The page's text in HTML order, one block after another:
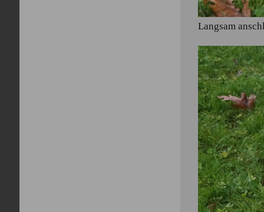
Langsam